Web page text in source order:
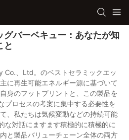
バーベキュー：あなたが知
と
Co.、Ltd。のベストセラミックエッ
に再生可能エネルギー源に基づいて
身のフットプリントと、この製品を
プロセスの考案に集中する必要性を
、私たちは気候変動などの持続可能
な対話にますます積極的に積極的に
と製品バリューチェーン全体の両方